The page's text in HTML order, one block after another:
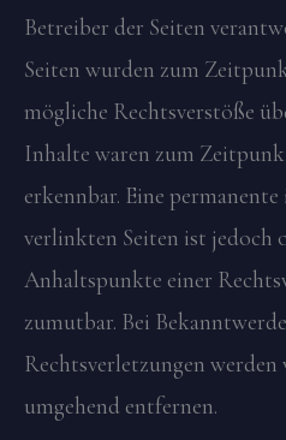
Betreiber der Seiten
Seiten wurden zum
mögliche Rechtsverstöße
Inhalte waren zum
erkennbar. Eine
verlinkten Seiten ist jedoch
Anhaltspunkte einer
zumutbar. Bei
Rechtsverletzungen
umgehend entfernen.